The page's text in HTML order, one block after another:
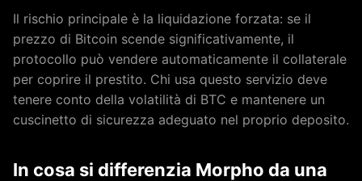
Il rischio principale è la liquidazione forzata: se il
prezzo di Bitcoin scende significativamente, il
protocollo può vendere automaticamente il collaterale
per coprire il prestito. Chi usa questo servizio deve
tenere conto della volatilità di BTC e mantenere un
cuscinetto di sicurezza adeguato nel proprio deposito.
In cosa si differenzia Morpho da una